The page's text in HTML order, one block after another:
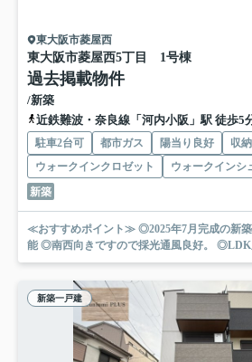
東大阪市菱屋西
東大阪市菱屋西5丁目 1号棟
過去掲載物件
/新築
近鉄難波・奈良線「河内小阪」駅 徒歩5
駐車2台可 都市ガス 陽当り良好
収
ウォークインクロゼット
ウォークインシ
新築
≪おすすめポイント≫ ◎2025年7月完成の新
能 ◎南西向きですので採光通風良好。 ◎LDK
新築一戸建